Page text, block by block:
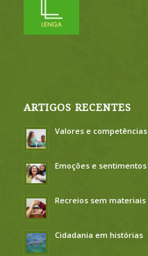
ARTIGOS RECENTES
Valores e competências
Emoções e sentimentos
Recreios sem materiais
Cidadania em histórias